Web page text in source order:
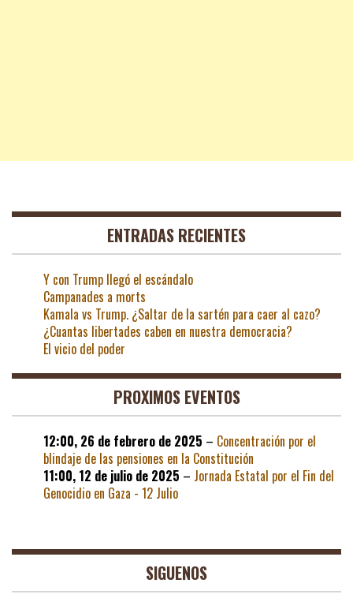
ENTRADAS RECIENTES
Y con Trump llegó el escándalo
Campanades a morts
Kamala vs Trump. ¿Saltar de la sartén para caer al cazo?
¿Cuantas libertades caben en nuestra democracia?
El vicio del poder
PROXIMOS EVENTOS
12:00, 26 de febrero de 2025 – Concentración por el
blindaje de las pensiones en la Constitución
11:00, 12 de julio de 2025 – Jornada Estatal por el Fin del
Genocidio en Gaza - 12 Julio
SIGUENOS